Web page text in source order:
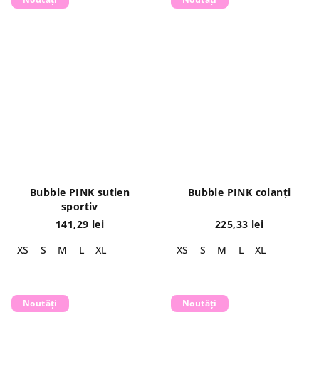
Bubble PINK sutien
sportiv
141,29 lei
XS
S M L XL
Bubble PINK colanți
225,33 lei
XS
S M L XL
Noutăți Noutăți